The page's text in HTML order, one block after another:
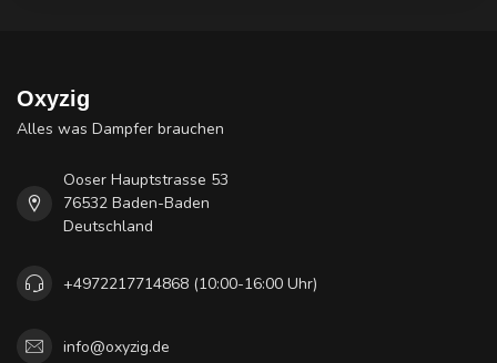
Oxyzig
Alles was Dampfer brauchen
Ooser Hauptstrasse 53
76532 Baden-Baden
Deutschland
+4972217714868 (10:00-16:00 Uhr)
info@oxyzig.de